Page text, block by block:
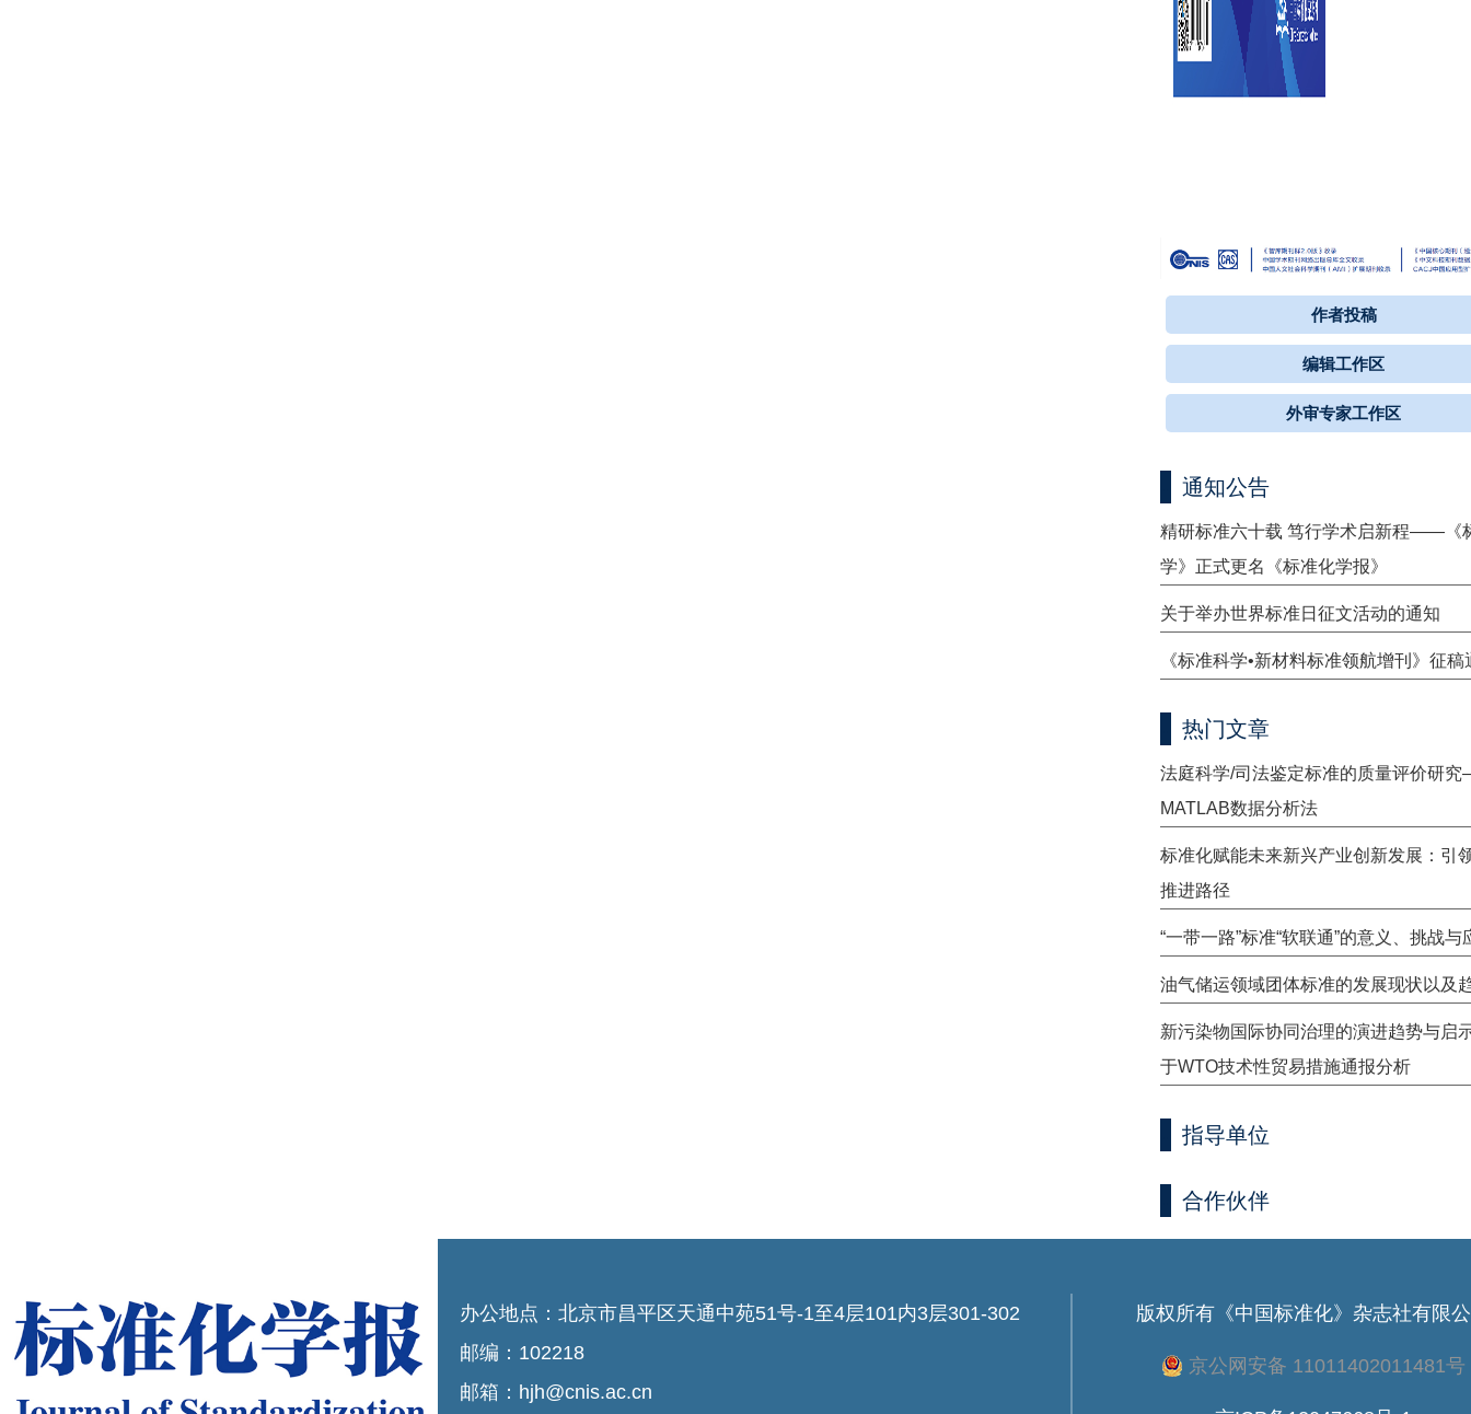
作者投稿
编辑工作区
外审专家工作区
通知公告
精研标准六十载 笃行学术启新程——《
学》正式更名《标准化学报》
关于举办世界标准日征文活动的通知
《标准科学•新材料标准领航增刊》征稿
热门文章
法庭科学/司法鉴定标准的质量评价研
MATLAB数据分析法
标准化赋能未来新兴产业创新发展：引
推进路径
“一带一路”标准“软联通”的意义、挑战与
油气储运领域团体标准的发展现状以及
新污染物国际协同治理的演进趋势与
于WTO技术性贸易措施通报分析
指导单位
合作伙伴
办公地点：北京市昌平区天通中苑51号-1至4层101内3层301-302
邮编：102218
邮箱：hjh@cnis.ac.cn
版权所有 《中国标准化》杂志社有限
京公网安备 11011402011481号